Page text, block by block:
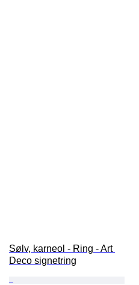
Sølv, karneol - Ring - Art
Deco signetring